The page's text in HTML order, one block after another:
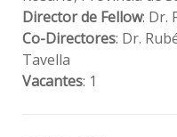
Director de Fellow: Dr.
Co-Directores: Dr.
Tavella
Vacantes: 1